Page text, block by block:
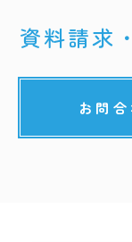
資料請求
お問